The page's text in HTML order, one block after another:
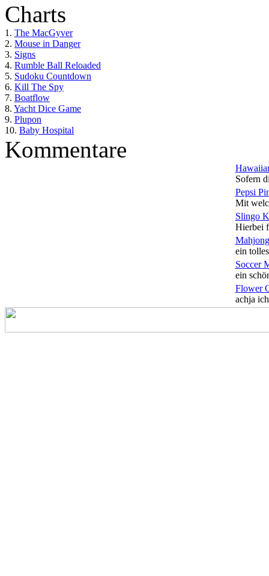
Charts
1. The MacGyver
2. Mouse in Danger
3. Signs
4. Rumble Ball Reloaded
5. Sudoku Countdown
6. Kill The Spy
7. Boatflow
8. Yacht Dice Game
9. Plupon
10. Baby Hospital
Kommentare
Sofern
Pepsi
Mit
Slingo
Hierbei
ein
Soccer
ein
Flower
achja